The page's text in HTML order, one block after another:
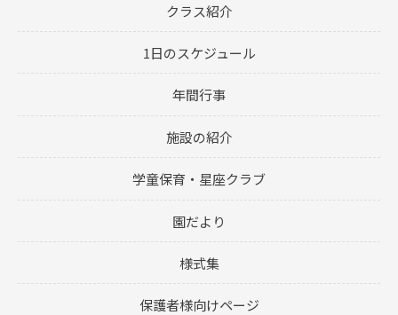
クラス紹介
1日のスケジュール
年間行事
施設の紹介
学童保育・星座クラブ
園だより
様式集
保護者様向けページ